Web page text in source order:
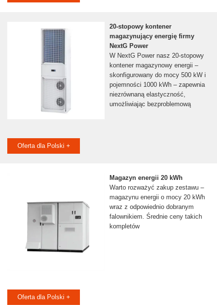
20-stopowy kontener
magazynujący energię firmy
NextG Power
W NextG Power nasz 20-stopowy
kontener magazynowy energii –
skonfigurowany do mocy 500 kW i
pojemności 1000 kWh – zapewnia
niezrównaną elastyczność,
umożliwiając bezproblemową
Oferta dla Polski +
Magazyn energii 20 kWh
Warto rozważyć zakup zestawu –
magazynu energii o mocy 20 kWh
wraz z odpowiednio dobranym
falownikiem. Średnie ceny takich
kompletów
Oferta dla Polski +